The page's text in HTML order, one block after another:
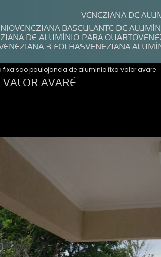
VENEZIANA DE
VENEZIANA BASCULANTE DE
DE ALUMÍNIO PARA QUARTO
VENEZIANA 3 FOLHAS VENEZIANA
fixa sao paulojanela de aluminio fixa valor avare
AVARÉ